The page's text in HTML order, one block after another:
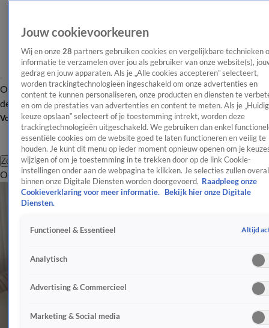
OverzichtAfleveringen Entertainment TV Algemeen
Tip
de redactieNieuwsbrief
Volg Shownieuws
Zoeken
OverzichtEntertainmentSpraakmakendRealityCrimeVideo's
Jouw cookievoorkeuren
Wij en onze 28 partners gebruiken cookies en vergelijkbare technieken
informatie te verzamelen over jou als gebruiker van onze website(s),
gedrag en jouw apparaten. Als je „Alle cookies accepteren” selecteert,
worden trackingtechnologieën ingeschakeld om onze advertenties en
content te kunnen personaliseren, onze producten en diensten te
en om de prestaties van advertenties en content te meten. Als je
keuze opslaan” selecteert of je toestemming intrekt, worden deze
trackingtechnologieën uitgeschakeld. We gebruiken dan enkel
essentiële cookies om de website goed te laten functioneren en veilig te
houden. Je kunt dit menu op ieder moment opnieuw openen om je
wijzigen of om je toestemming in te trekken door op de link Cookie-
instellingen onder aan de webpagina te klikken. Je selecties zullen overal
binnen onze Digitale Diensten worden doorgevoerd. Raadpleeg onze
Cookieverklaring voor meer informatie.
Bekijk hier onze Digitale
Diensten.
Functioneel & Essentieel Altijd
Analytisch
Advertising & Commercieel
Marketing & Social media